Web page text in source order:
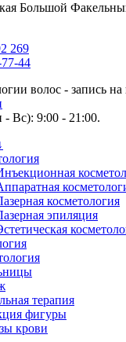
Большой
269
44
Вс): 9:00 - 21:00.
косметология
эпиляция
терапия
фигуры
крови